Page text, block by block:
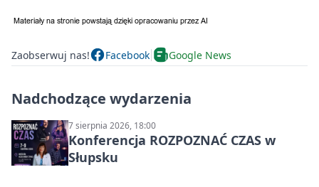
Zaobserwuj nas! Facebook Google News
Nadchodzące wydarzenia
7 sierpnia 2026, 18:00
Konferencja ROZPOZNAĆ CZAS w
Słupsku